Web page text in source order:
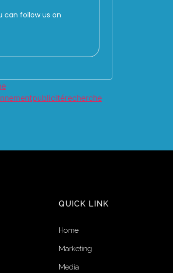
can follow us on
publicitérecherche
QUICK LINK
Home
Marketing
Media